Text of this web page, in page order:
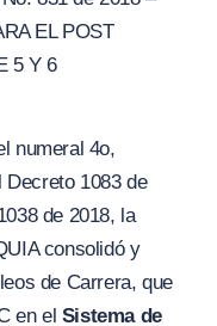
EL POST
5 Y 6
numeral 4o,
1083 de
de 2018, la
consolidó y
de Carrera, que
en el Sistema de